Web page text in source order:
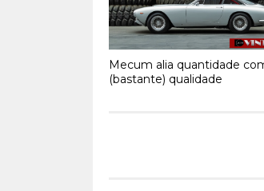
Mecum alia quantidade
(bastante) qualidade